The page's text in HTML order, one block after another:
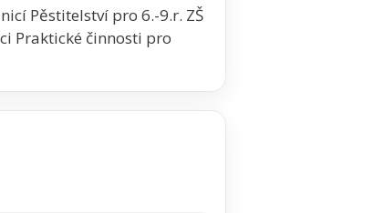
Pěstitelství pro 6.-9.r. ZŠ
Praktické činnosti pro